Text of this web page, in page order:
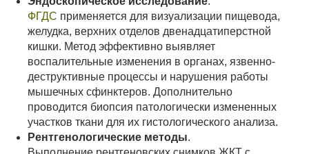
ФГДС применяется для визуализации пищевода,
желудка, верхних отделов двенадцатиперстной
кишки. Метод эффективно выявляет
воспалительные изменения в органах, язвенно-
деструктивные процессы и нарушения работы
мышечных сфинктеров. Дополнительно
проводится биопсия патологически измененных
участков ткани для их гистологического анализа.
Рентгенологические методы.